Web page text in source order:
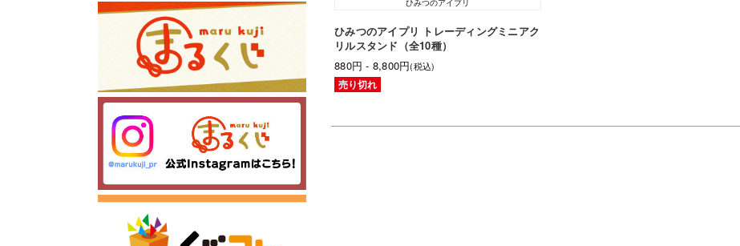
ひみつのアイプリ
ひみつのアイプリ トレーディングミニアク
リルスタンド（全10種）
880円 - 8,800円(税込)
売り切れ